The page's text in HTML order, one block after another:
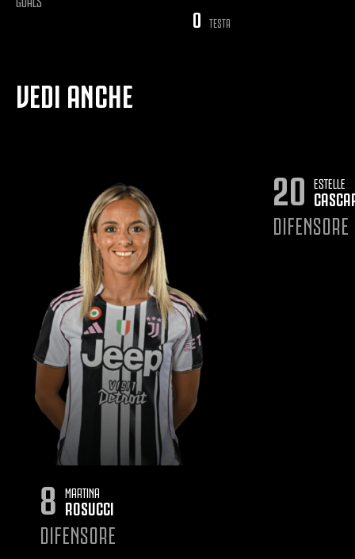
0 TESTA
VEDI ANCHE
8 MARTINA
ROSUCCI
DIFENSORE
20 ESTELLE
DIFENSORE